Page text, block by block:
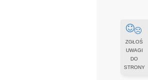
ZGŁOŚ
UWAGI
DO
STRONY